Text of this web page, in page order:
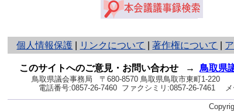
個人情報保護
と
り
ネ
ッ
ト
へ
リンクについて |著作権について
このサイトへのご意見・お問い合わせ →鳥取県
鳥取県議会事務局
〒680-8570 鳥取県鳥取市東町1-220
電話番号:0857-26-7460 ファクシミリ:0857-26-7461